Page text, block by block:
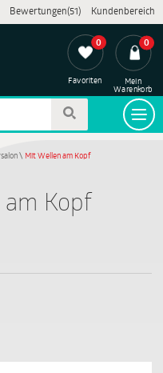
Bewertungen(51) Kundenbereich
0
Favoriten
0
Mein
Warenkorb
\ Mit Wellen am Kopf
Kopf